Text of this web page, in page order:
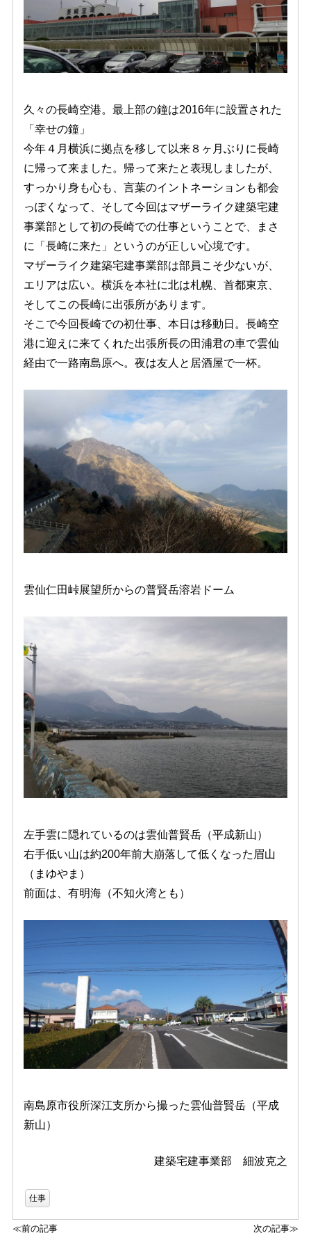
久々の長崎空港。最上部の鐘は2016年に設置された
「幸せの鐘」
今年４月横浜に拠点を移して以来８ヶ月ぶりに長崎
に帰って来ました。帰って来たと表現しましたが、
すっかり身も心も、言葉のイントネーションも都会
っぽくなって、そして今回はマザーライク建築宅建
事業部として初の長崎での仕事ということで、まさ
に「長崎に来た」というのが正しい心境です。
マザーライク建築宅建事業部は部員こそ少ないが、
エリアは広い。横浜を本社に北は札幌、首都東京、
そしてこの長崎に出張所があります。
そこで今回長崎での初仕事、本日は移動日。長崎空
港に迎えに来てくれた出張所長の田浦君の車で雲仙
経由で一路南島原へ。夜は友人と居酒屋で一杯。
雲仙仁田峠展望所からの普賢岳溶岩ドーム
左手雲に隠れているのは雲仙普賢岳（平成新山）
右手低い山は約200年前大崩落して低くなった眉山
（まゆやま）
前面は、有明海（不知火湾とも）
南島原市役所深江支所から撮った雲仙普賢岳（平成
新山）
建築宅建事業部 細波克之
仕事
≪前の記事 次の記事≫